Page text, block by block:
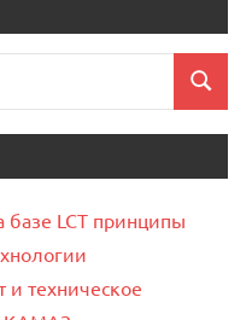
Поиск
базе LCT принципы
техническое